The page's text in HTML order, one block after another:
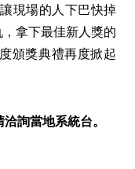
現場的人下巴快掉
拿下最佳新人獎的
頒獎典禮再度掀起
詢當地系統台。